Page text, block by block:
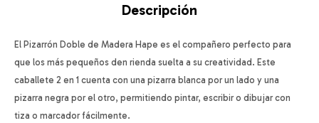
Descripción
El Pizarrón Doble de Madera Hape es el compañero perfecto para
que los más pequeños den rienda suelta a su creatividad. Este
caballete 2 en 1 cuenta con una pizarra blanca por un lado y una
pizarra negra por el otro, permitiendo pintar, escribir o dibujar con
tiza o marcador fácilmente.